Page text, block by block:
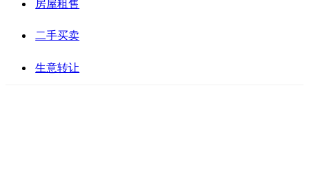
房屋租售
二手买卖
生意转让